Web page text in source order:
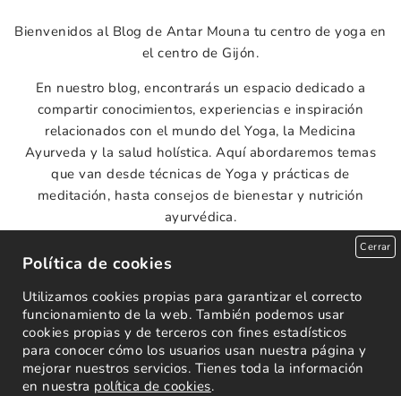
Bienvenidos al Blog de Antar Mouna tu centro de yoga en
el centro de Gijón.
En nuestro blog, encontrarás un espacio dedicado a
compartir conocimientos, experiencias e inspiración
relacionados con el mundo del Yoga, la Medicina
Ayurveda y la salud holística. Aquí abordaremos temas
que van desde técnicas de Yoga y prácticas de
meditación, hasta consejos de bienestar y nutrición
ayurvédica.
Queremos crear un rincón donde puedas aprender,
explorar y crecer en tu camino hacia el autoconocimiento y
el bienestar integral. Mantente atento a nuestras
próximas publicaciones y acompáñanos en este viaje
hacia una vida más consciente y equilibrada.
Cerrar
Política de cookies
Utilizamos cookies propias para garantizar el correcto
funcionamiento de la web. También podemos usar
cookies propias y de terceros con fines estadísticos
para conocer cómo los usuarios usan nuestra página y
mejorar nuestros servicios. Tienes toda la información
en nuestra política de cookies.